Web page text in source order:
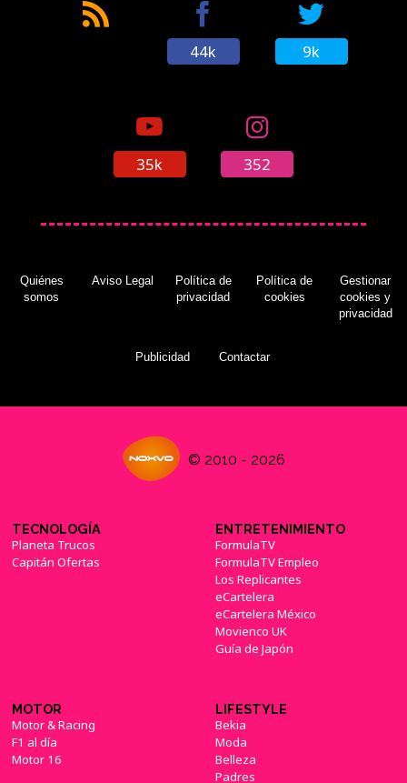
44k 9k
35k 352
Quiénes
somos
Aviso Legal
Política de
privacidad
Política de
cookies
Gestionar
cookies y
privacidad
Publicidad Contactar
© 2010 - 2026
TECNOLOGÍA
Planeta Trucos
Capitán Ofertas
ENTRETENIMIENTO
FormulaTV
FormulaTV Empleo
Los Replicantes
eCartelera
eCartelera México
Movienco UK
Guía de Japón
MOTOR
Motor & Racing
F1 al día
Motor 16
LIFESTYLE
Bekia
Moda
Belleza
Padres